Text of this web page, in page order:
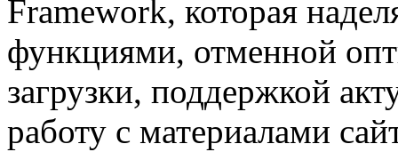
Framework, которая
функциями, отменной
загрузки, поддержкой
работу с материалами